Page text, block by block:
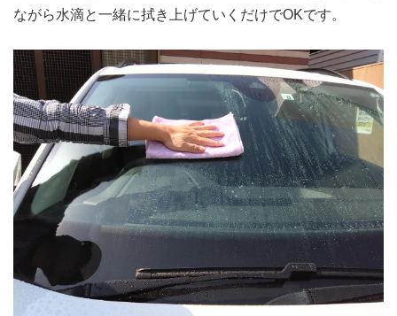
ながら水滴と一緒に拭き上げていくだけでOKです。